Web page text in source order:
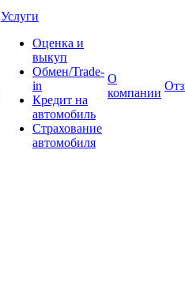
Услуги
Оценка и
выкуп
Обмен/Trade-
in
Кредит на
автомобиль
Страхование
автомобиля
О
компании